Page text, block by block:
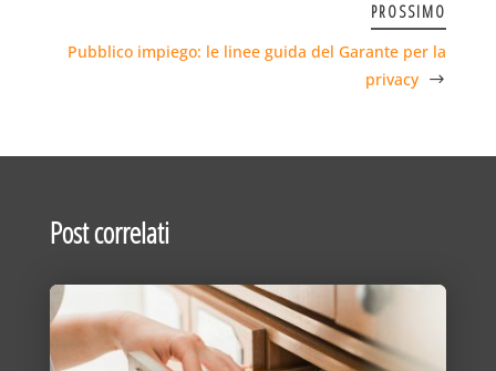
PROSSIMO
Pubblico impiego: le linee guida del Garante per la
privacy
Post correlati